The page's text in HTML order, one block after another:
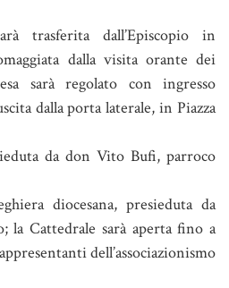
trasferita dall’Episcopio in
dalla visita orante dei
sarà regolato con ingresso
dalla porta laterale, in Piazza
da don Vito Bufi, parroco
diocesana, presieduta da
la Cattedrale sarà aperta fino a
dell’associazionismo